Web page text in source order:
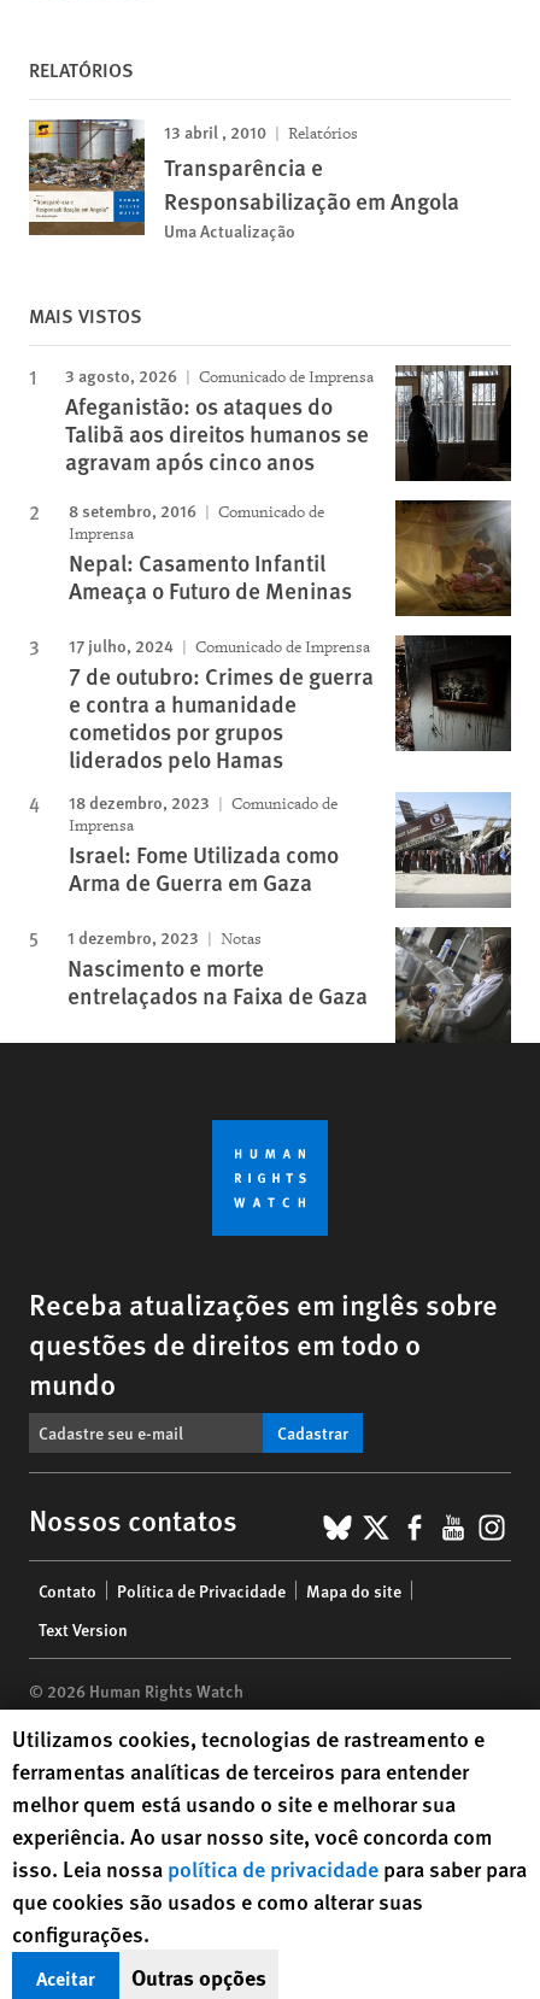
RELATÓRIOS
13 abril , 2010 Relatórios
Transparência e
Responsabilização em Angola
Uma Actualização
MAIS VISTOS
3 agosto, 2026 Comunicado de Imprensa
Afeganistão: os ataques do
Talibã aos direitos humanos se
agravam após cinco anos
8 setembro, 2016
Comunicado de
Imprensa
Nepal: Casamento Infantil
Ameaça o Futuro de Meninas
17 julho, 2024 Comunicado de Imprensa
7 de outubro: Crimes de guerra
e contra a humanidade
cometidos por grupos
liderados pelo Hamas
18 dezembro, 2023
Comunicado de
Imprensa
Israel: Fome Utilizada como
Arma de Guerra em Gaza
1 dezembro, 2023 Notas
Nascimento e morte
entrelaçados na Faixa de Gaza
Receba atualizações em inglês sobre
questões de direitos em todo o
mundo
Cadastrar
Nossos contatos BlueSky
X
menu
Contato Política de Privacidade
Mapa do site
Text Version
© 2026 Human Rights Watch
Human Rights Watch| 350 Fifth Avenue, 34th Floor | New York,
10118-3299USA|t1.212.290.4700
Human Rights Watch is a 501(C)(3) nonprofit registered in the US
under EIN: 13-2875808
Human Rights Watch cookie preferences
Utilizamos cookies, tecnologias de rastreamento e
ferramentas analíticas de terceiros para entender
melhor quem está usando o site e melhorar sua
experiência. Ao usar nosso site, você concorda com
isso. Leia nossa política de privacidade para saber para
que cookies são usados e como alterar suas
configurações.
Aceitar Outras opções